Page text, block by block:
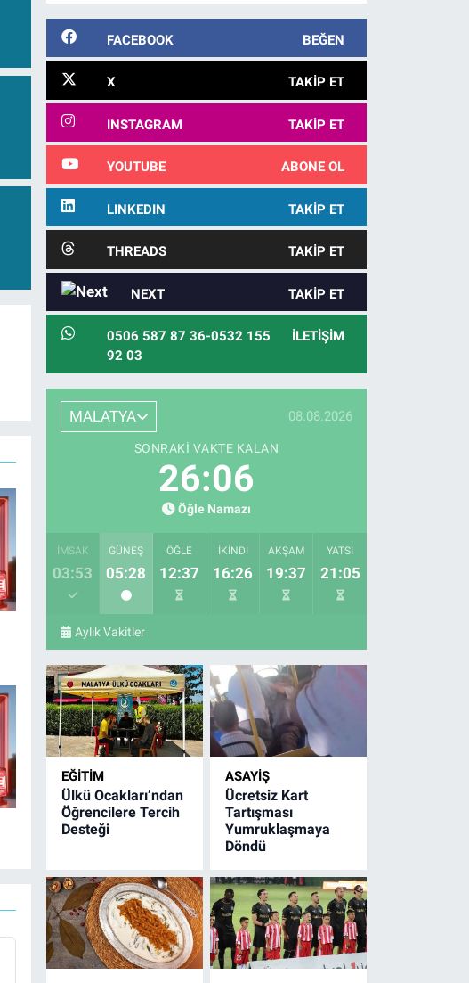
FACEBOOK BEĞEN
X TAKIP ET
INSTAGRAM TAKIP ET
YOUTUBE ABONE OL
LINKEDIN TAKIP ET
THREADS TAKIP ET
NEXT TAKIP ET
0506 587 87 36-0532 155
92 03
İLETIŞIM
MALATYA 08.08.2026
SONRAKI VAKTE KALAN
26:05
Öğle Namazı
İMSAK
03:53
GÜNEŞ
05:28
ÖĞLE
12:37
İKINDI
16:26
AKŞAM
19:37
YATSI
21:05
Aylık Vakitler
EĞITIM
Ülkü Ocakları’ndan
Öğrencilere Tercih
Desteği
ASAYIŞ
Ücretsiz Kart
Tartışması
Yumruklaşmaya
Döndü